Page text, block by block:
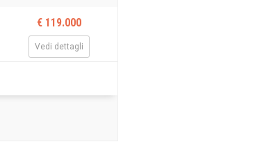
€ 119.000
Vedi dettagli